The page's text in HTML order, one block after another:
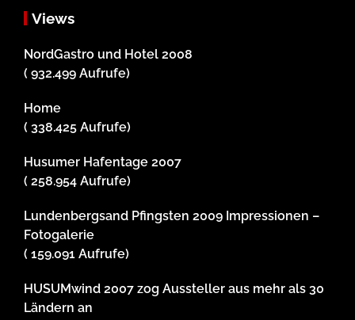
Views
NordGastro und Hotel 2008
( 932.499 Aufrufe)
Home
( 338.425 Aufrufe)
Husumer Hafentage 2007
( 258.954 Aufrufe)
Lundenbergsand Pfingsten 2009 Impressionen –
Fotogalerie
( 159.091 Aufrufe)
HUSUMwind 2007 zog Aussteller aus mehr als 30
Ländern an